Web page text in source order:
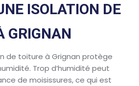
ISOLATION DE
GRIGNAN
de toiture à Grignan protège
Trop d’humidité peut
de moisissures, ce qui est